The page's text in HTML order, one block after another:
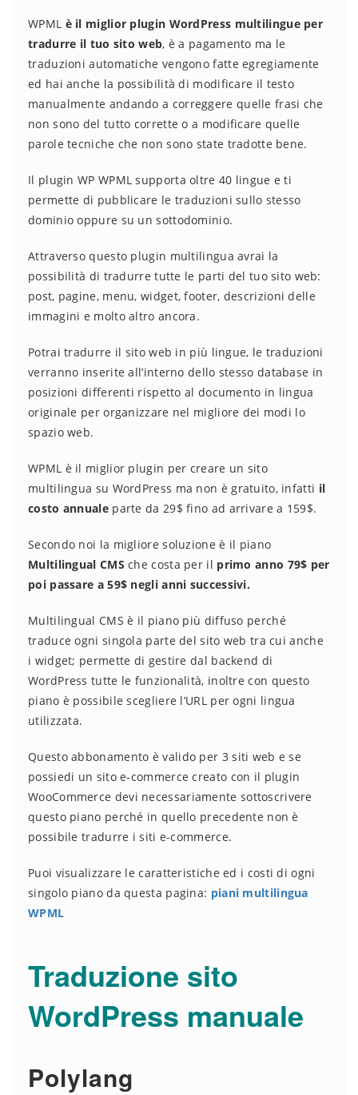
WPML è il miglior plugin WordPress multilingue per
tradurre il tuo sito web, è a pagamento ma le
traduzioni automatiche vengono fatte egregiamente
ed hai anche la possibilità di modificare il testo
manualmente andando a correggere quelle frasi che
non sono del tutto corrette o a modificare quelle
parole tecniche che non sono state tradotte bene.
Il plugin WP WPML supporta oltre 40 lingue e ti
permette di pubblicare le traduzioni sullo stesso
dominio oppure su un sottodominio.
Attraverso questo plugin multilingua avrai la
possibilità di tradurre tutte le parti del tuo sito web:
post, pagine, menu, widget, footer, descrizioni delle
immagini e molto altro ancora.
Potrai tradurre il sito web in più lingue, le traduzioni
verranno inserite all’interno dello stesso database in
posizioni differenti rispetto al documento in lingua
originale per organizzare nel migliore dei modi lo
spazio web.
WPML è il miglior plugin per creare un sito
multilingua su WordPress ma non è gratuito, infatti il
costo annualeparte da 29$ fino ad arrivare a 159$.
Secondo noi la migliore soluzione è il piano
Multilingual CMS che costa per il primo anno 79$ per
poi passare a 59$ negli anni successivi.
Multilingual CMS è il piano più diffuso perché
traduce ogni singola parte del sito web tra cui anche
i widget; permette di gestire dal backend di
WordPress tutte le funzionalità, inoltre con questo
piano è possibile scegliere l’URL per ogni lingua
utilizzata.
Questo abbonamento è valido per 3 siti web e se
possiedi un sito e-commerce creato con il plugin
WooCommerce devi necessariamente sottoscrivere
questo piano perché in quello precedente non è
possibile tradurre i siti e-commerce.
Puoi visualizzare le caratteristiche ed i costi di ogni
singolo piano da questa pagina: piani multilingua
WPML
Traduzione sito
WordPress manuale
Polylang